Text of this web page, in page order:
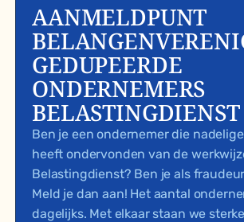
AANMELDPUNT
GEDUPEERDE
ONDERNEMERS
BELASTINGDIENST
Ben je een ondernemer die
heeft ondervonden van de
Belastingdienst? Ben je als
Meld je dan aan! Het aantal
dagelijks. Met elkaar staan we